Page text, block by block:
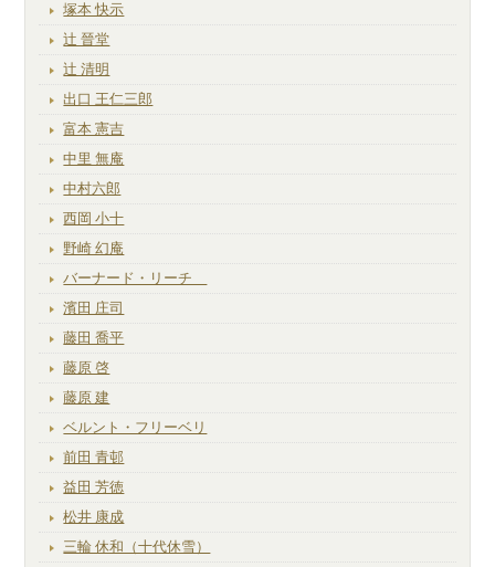
塚本 快示
辻 晉堂
辻 清明
出口 王仁三郎
富本 憲吉
中里 無庵
中村六郎
西岡 小十
野崎 幻庵
バーナード・リーチ
濱田 庄司
藤田 喬平
藤原 啓
藤原 建
ベルント・フリーベリ
前田 青邨
益田 芳徳
松井 康成
三輪 休和（十代休雪）